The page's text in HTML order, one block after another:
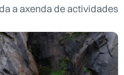
a axenda de actividades